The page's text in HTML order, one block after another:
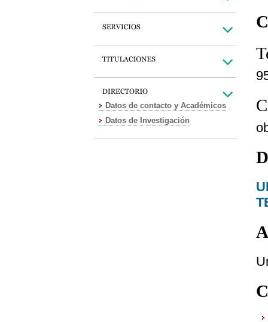
Datos de contacto y Académicos
Datos de Investigación